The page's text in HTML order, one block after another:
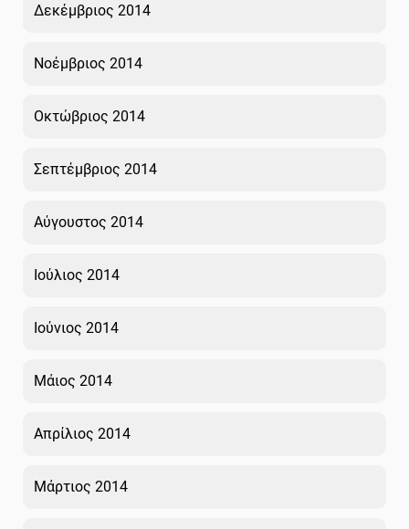
Δεκέμβριος 2014
Νοέμβριος 2014
Οκτώβριος 2014
Σεπτέμβριος 2014
Αύγουστος 2014
Ιούλιος 2014
Ιούνιος 2014
Μάιος 2014
Απρίλιος 2014
Μάρτιος 2014